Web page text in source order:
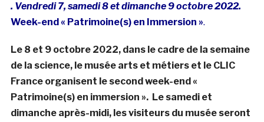
. Vendredi 7, samedi 8 et dimanche 9 octobre 2022.
Week-end « Patrimoine(s) en Immersion ».
Le 8 et 9 octobre 2022, dans le cadre de la semaine
de la science, le musée arts et métiers et le CLIC
France organisent le second week-end «
Patrimoine(s) en immersion ». Le samedi et
dimanche après-midi, les visiteurs du musée seront